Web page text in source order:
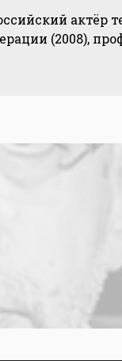
актёр
(2008),